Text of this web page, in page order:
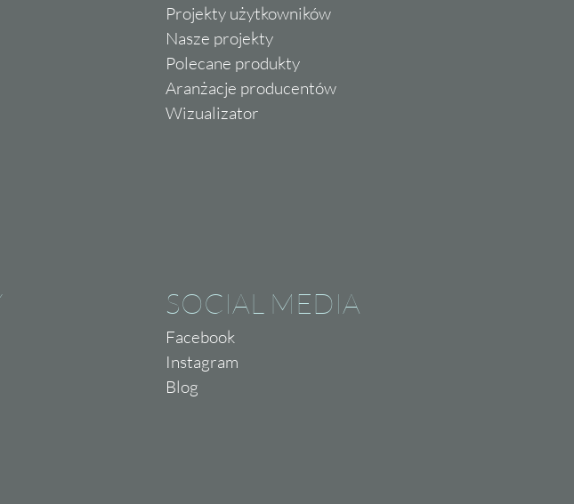
Projekty użytkowników
Nasze projekty
Polecane produkty
Aranżacje producentów
Wizualizator
SOCIAL MEDIA
Facebook
Instagram
Blog